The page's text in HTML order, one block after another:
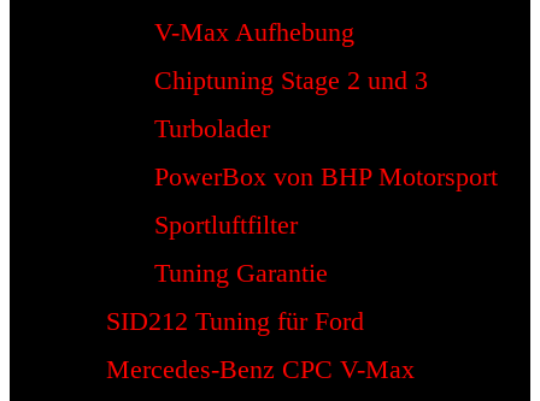
V-Max Aufhebung
Chiptuning Stage 2 und 3
Turbolader
PowerBox von BHP Motorsport
Sportluftfilter
Tuning Garantie
SID212 Tuning für Ford
Mercedes-Benz CPC V-Max